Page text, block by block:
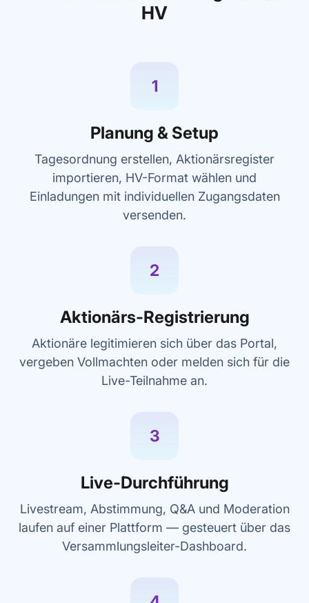
HV
1
Planung & Setup
Tagesordnung erstellen, Aktionärsregister
importieren, HV-Format wählen und
Einladungen mit individuellen Zugangsdaten
versenden.
2
Aktionärs-Registrierung
Aktionäre legitimieren sich über das Portal,
vergeben Vollmachten oder melden sich für die
Live-Teilnahme an.
3
Live-Durchführung
Livestream, Abstimmung, Q&A und Moderation
laufen auf einer Plattform — gesteuert über das
Versammlungsleiter-Dashboard.